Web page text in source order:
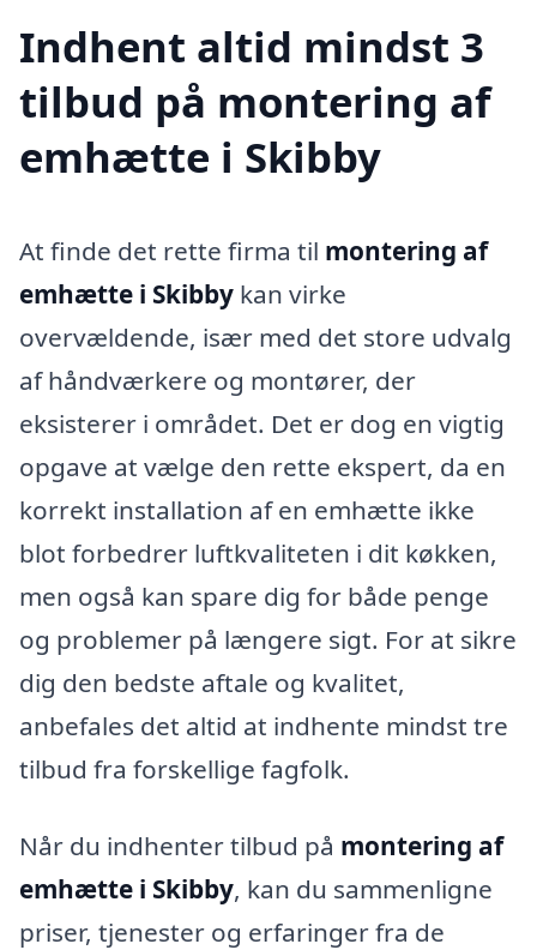
Indhent altid mindst 3
tilbud på montering af
emhætte i Skibby
At finde det rette firma til montering af
emhætte i Skibby kan virke
overvældende, især med det store udvalg
af håndværkere og montører, der
eksisterer i området. Det er dog en vigtig
opgave at vælge den rette ekspert, da en
korrekt installation af en emhætte ikke
blot forbedrer luftkvaliteten i dit køkken,
men også kan spare dig for både penge
og problemer på længere sigt. For at sikre
dig den bedste aftale og kvalitet,
anbefales det altid at indhente mindst tre
tilbud fra forskellige fagfolk.
Når du indhenter tilbud på montering af
emhætte i Skibby, kan du sammenligne
priser, tjenester og erfaringer fra de